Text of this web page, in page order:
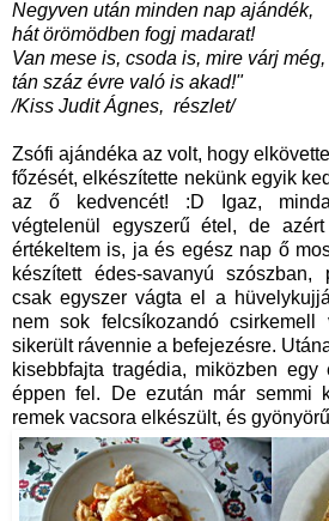
Negyven után minden nap ajándék,
hát örömödben fogj madarat!
Van mese is, csoda is, mire várj még,
tán száz évre való is akad!"
/Kiss Judit Ágnes, részlet/
Zsófi ajándéka az volt, hogy
főzését, elkészítette nekünk egyik
az ő kedvencét! :D Igaz,
végtelenül egyszerű étel, de
értékeltem is, ja és egész nap ő
készített édes-savanyú szószban,
csak egyszer vágta el a
nem sok felcsíkozandó
sikerült rávennie a befejezésre.
kisebbfajta tragédia, miközben egy
éppen fel. De ezután már semmi
remek vacsora elkészült, és